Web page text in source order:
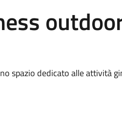
spazio dedicato alle attività